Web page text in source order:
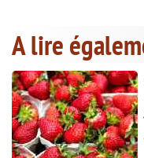
A lire